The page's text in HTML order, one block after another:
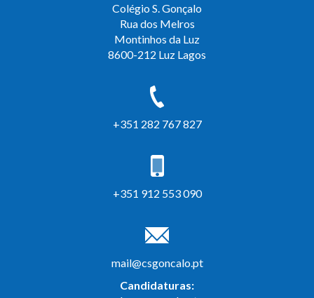
Colégio S. Gonçalo
Rua dos Melros
Montinhos da Luz
8600-212 Luz Lagos
+351 282 767 827
+351 912 553 090
mail@csgoncalo.pt
Candidaturas: